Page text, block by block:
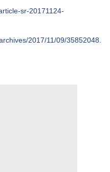
sr-20171124-
2017/11/09/35852048.